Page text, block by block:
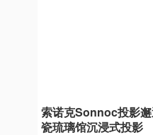
索诺克Sonnoc投影
瓷琉璃馆沉浸式投影